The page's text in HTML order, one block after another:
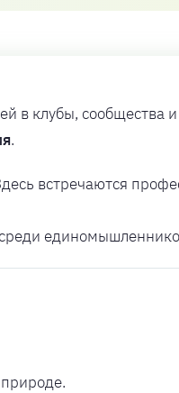
в клубы, сообщества
.
встречаются